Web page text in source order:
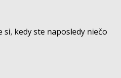
kedy ste naposledy niečo